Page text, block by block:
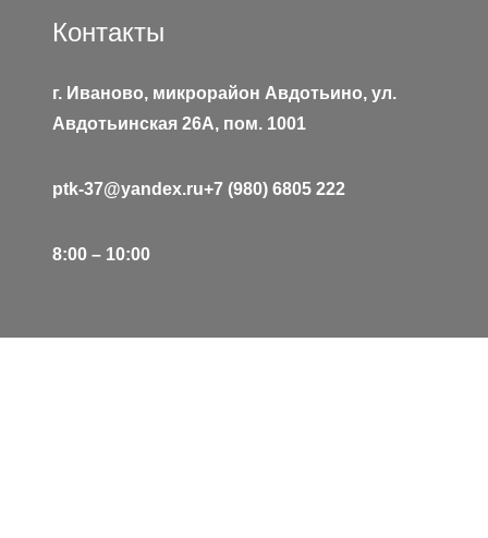
Контакты
г. Иваново, микрорайон Авдотьино, ул.
Авдотьинская 26А, пом. 1001
ptk-37@yandex.ru+7 (980) 6805 222
8:00 – 10:00